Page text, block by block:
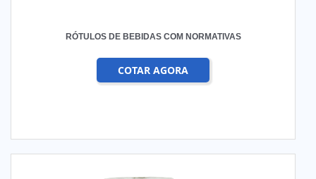
RÓTULOS DE BEBIDAS COM NORMATIVAS
COTAR AGORA